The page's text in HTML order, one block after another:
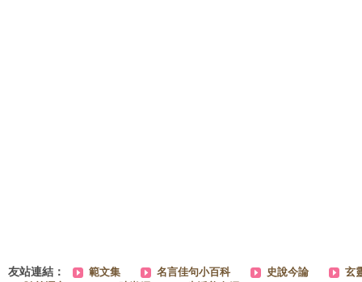
友站連結： 範文集 名言佳句小百科 史說今論
玄